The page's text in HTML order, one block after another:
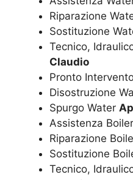
Riparazione
Sostituzione
Tecnico,
Claudio
Pronto
Disostruzione
Spurgo Water
Assistenza Boiler
Riparazione
Sostituzione
Tecnico,